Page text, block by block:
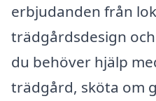
erbjudanden från
trädgårdsdesign
du behöver hjälp
trädgård, sköta om